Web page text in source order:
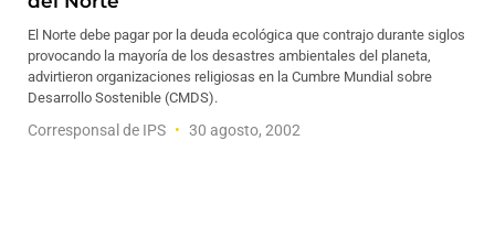
El Norte debe pagar por la deuda ecológica que contrajo durante siglos
provocando la mayoría de los desastres ambientales del planeta,
advirtieron organizaciones religiosas en la Cumbre Mundial sobre
Desarrollo Sostenible (CMDS).
Corresponsal de IPS 30 agosto, 2002